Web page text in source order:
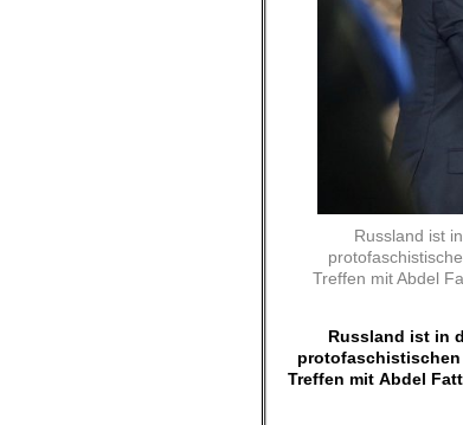
Russland ist
Treffen mit Abdel
Russland ist in
protofaschistischen
Treffen mit Abdel